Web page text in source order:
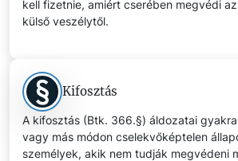
kell fizetnie, amiért cserében megvédi
külső veszélytől.
Kifosztás
A kifosztás (Btk. 366.§) áldozatai
vagy más módon cselekvőképtelen
személyek, akik nem tudják megvédeni